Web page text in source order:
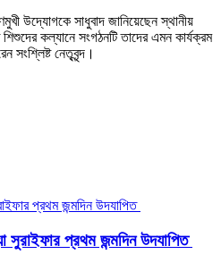
উদ্যোগকে সাধুবাদ জানিয়েছেন স্থানীয়
কল্যানে সংগঠনটি তাদের এমন কার্যক্রম
সংশ্লিষ্ট নেতৃবৃন্দ।
প্রথম জন্মদিন উদযাপিত